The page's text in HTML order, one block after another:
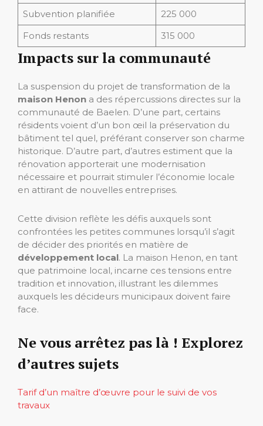
Subvention planifiée
225 000
Fonds restants
315 000
Impacts sur la communauté
La suspension du projet de transformation de la
maison Henon a des répercussions directes sur la
communauté de Baelen. D’une part, certains
résidents voient d’un bon œil la préservation du
bâtiment tel quel, préférant conserver son charme
historique. D’autre part, d’autres estiment que la
rénovation apporterait une modernisation
nécessaire et pourrait stimuler l’économie locale
en attirant de nouvelles entreprises.
Cette division reflète les défis auxquels sont
confrontées les petites communes lorsqu’il s’agit
de décider des priorités en matière de
développement local. La maison Henon, en tant
que patrimoine local, incarne ces tensions entre
tradition et innovation, illustrant les dilemmes
auxquels les décideurs municipaux doivent faire
face.
Ne vous arrêtez pas là ! Explorez
d’autres sujets
Tarif d’un maître d’œuvre pour le suivi de vos
travaux